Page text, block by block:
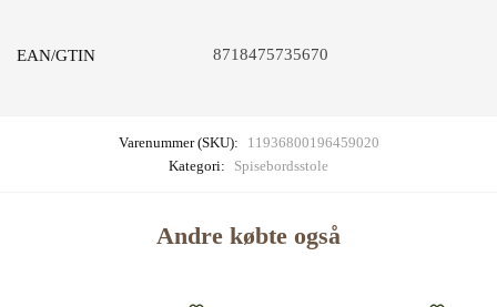
EAN/GTIN 8718475735670
Varenummer (SKU):
11936800196459020
Kategori:
Spisebordsstole
Andre købte også